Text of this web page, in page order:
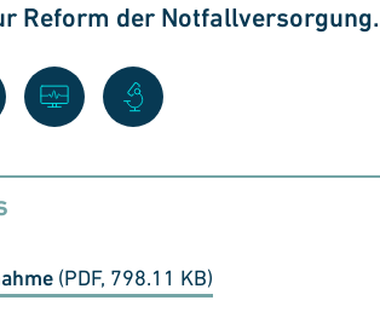
Reform der Notfallversorgung.
(PDF, 798.11 KB)